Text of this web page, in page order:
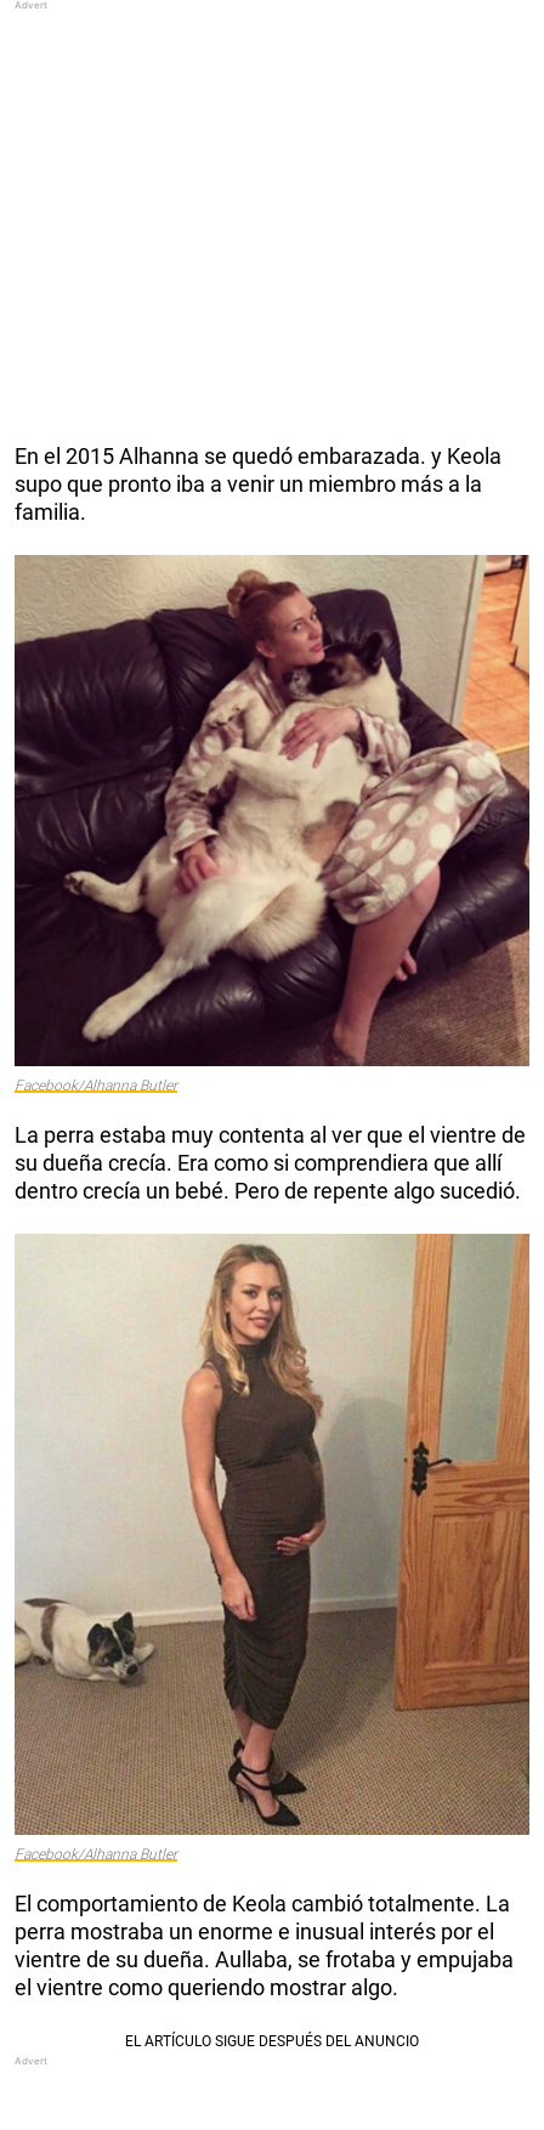
En el 2015 Alhanna se quedó embarazada. y Keola
supo que pronto iba a venir un miembro más a la
familia.
Facebook/Alhanna Butler
La perra estaba muy contenta al ver que el vientre de
su dueña crecía. Era como si comprendiera que allí
dentro crecía un bebé. Pero de repente algo sucedió.
Facebook/Alhanna Butler
El comportamiento de Keola cambió totalmente. La
perra mostraba un enorme e inusual interés por el
vientre de su dueña. Aullaba, se frotaba y empujaba
el vientre como queriendo mostrar algo.